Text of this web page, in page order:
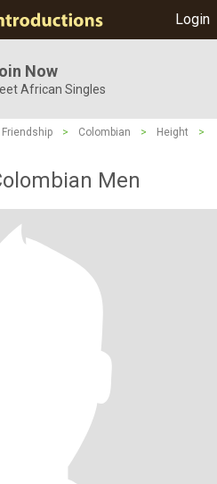
Login
Now
African Singles
Friendship > Colombian > Height
>
Men